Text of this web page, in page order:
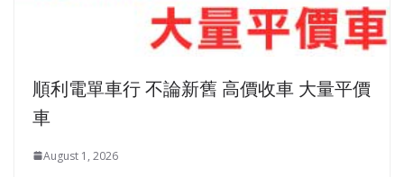
順利電單車行 不論新舊 高價收車 大量平價
車
August 1, 2026